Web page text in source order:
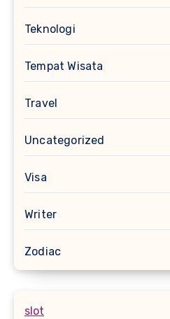
Teknologi
Tempat Wisata
Travel
Uncategorized
Visa
Writer
Zodiac
slot